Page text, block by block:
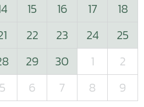
15 16 17
18
22 23 24
25
29 30 1
2
5 6 7 8 9